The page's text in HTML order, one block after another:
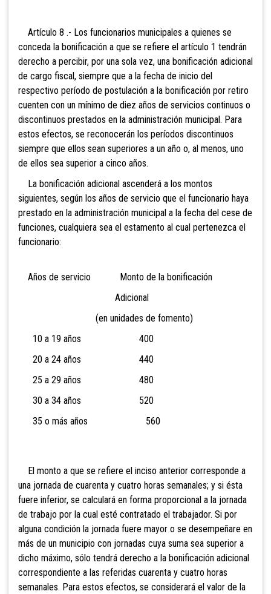
Artículo 8 .- Los funcionarios municipales a quienes se
conceda la bonificación a que se refiere el artículo 1 tendrán
derecho a percibir, por una sola vez, una bonificación adicional
de cargo fiscal, siempre que a la fecha de inicio del
respectivo período de postulación a la bonificación por retiro
cuenten con un mínimo de diez años de servicios continuos o
discontinuos prestados en la administración municipal. Para
estos efectos, se reconocerán los períodos discontinuos
siempre que ellos sean superiores a un año o, al menos, uno
de ellos sea superior a cinco años.
La bonificación adicional ascenderá a los montos
siguientes, según los años de servicio que el funcionario haya
prestado en la administración municipal a la fecha del cese de
funciones, cualquiera sea el estamento al cual pertenezca el
funcionario:
Años de servicio Monto de la bonificación
Adicional
(en unidades de fomento)
10 a 19 años 400
20 a 24 años 440
25 a 29 años 480
30 a 34 años 520
35 o más años 560
El monto a que se refiere el inciso anterior corresponde a
una jornada de cuarenta y cuatro horas semanales; y si ésta
fuere inferior, se calculará en forma proporcional a la jornada
de trabajo por la cual esté contratado el trabajador. Si por
alguna condición la jornada fuere mayor o se desempeñare en
más de un municipio con jornadas cuya suma sea superior a
dicho máximo, sólo tendrá derecho a la bonificación adicional
correspondiente a las referidas cuarenta y cuatro horas
semanales. Para estos efectos, se considerará el valor de la